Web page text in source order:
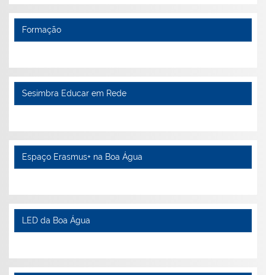
Formação
Sesimbra Educar em Rede
Espaço Erasmus+ na Boa Água
LED da Boa Água